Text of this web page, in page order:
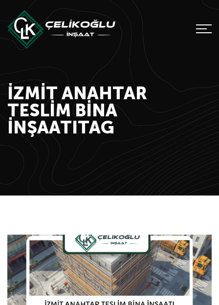
İZMIT ANAHTAR
TESLIM BINA
INŞAATITAG